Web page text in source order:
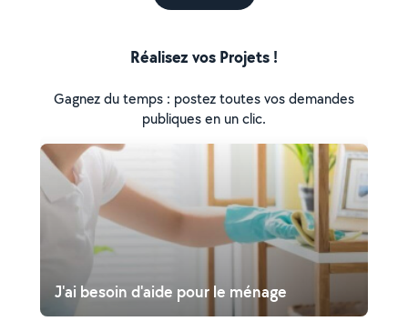
Réalisez vos Projets !
Gagnez du temps : postez toutes vos demandes
publiques en un clic.
J'ai besoin d'aide pour le ménage